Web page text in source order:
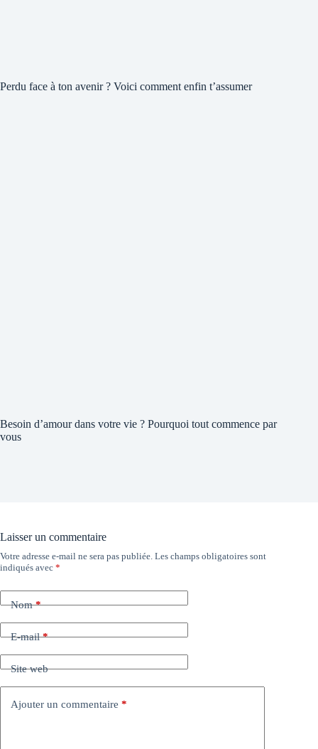
Perdu face à ton avenir ? Voici comment enfin t’assumer
Besoin d’amour dans votre vie ? Pourquoi tout commence par
vous
Laisser un commentaire
Votre adresse e-mail ne sera pas publiée. Les champs obligatoires sont
indiqués avec *
Nom*
E-mail*
Site web
Ajouter un commentaire *